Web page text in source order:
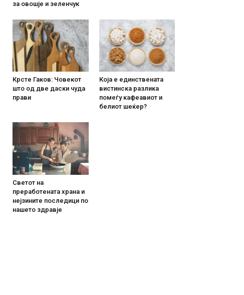
за овошје и зеленчук
Крсте Гаков: Човекот
што од две даски чуда
прави
Која е единствената
вистинска разлика
помеѓу кафеавиот и
белиот шеќер?
Светот на
преработената храна и
нејзините последици по
нашето здравје